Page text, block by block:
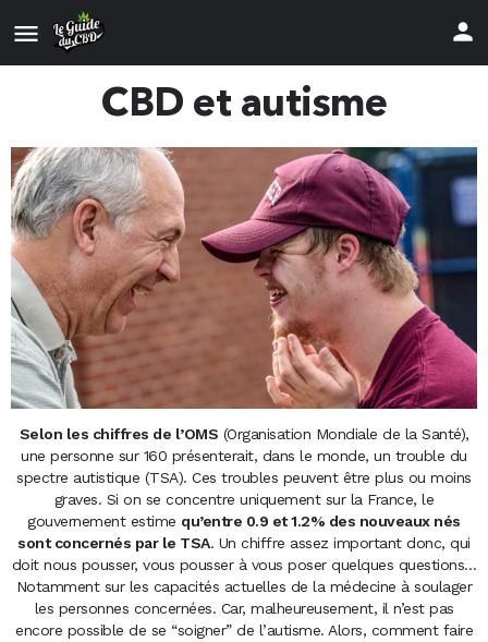
CBD et autisme
Selon les chiffres de l’OMS (Organisation Mondiale de la Santé),
une personne sur 160 présenterait, dans le monde, un trouble du
spectre autistique (TSA). Ces troubles peuvent être plus ou moins
graves. Si on se concentre uniquement sur la France, le
gouvernement estime qu’entre 0.9 et 1.2% des nouveaux nés
sont concernés par le TSA. Un chiffre assez important donc, qui
doit nous pousser, vous pousser à vous poser quelques questions…
Notamment sur les capacités actuelles de la médecine à soulager
les personnes concernées. Car, malheureusement, il n’est pas
encore possible de se “soigner” de l’autisme. Alors, comment faire